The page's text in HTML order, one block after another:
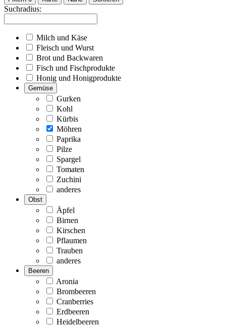
Suchradius:
Milch und Käse
Fleisch und Wurst
Brot und Backwaren
Fisch und Fischprodukte
Honig und Honigprodukte
Gemüse
Gurken
Kohl
Kürbis
Möhren
Paprika
Pilze
Spargel
Tomaten
Zuchini
anderes
Obst
Äpfel
Birnen
Kirschen
Pflaumen
Trauben
anderes
Beeren
Aronia
Brombeeren
Cranberries
Erdbeeren
Heidelbeeren